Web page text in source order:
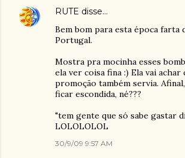
RUTE disse…
Bem bom para esta época farta
Portugal.
Mostra pra mocinha esses
ela ver coisa fina :) Ela vai achar
promoção também servia.
ficar escondida, né???
"tem gente que só sabe gastar
LOLOLOLOL
30/9/09 9:57 AM